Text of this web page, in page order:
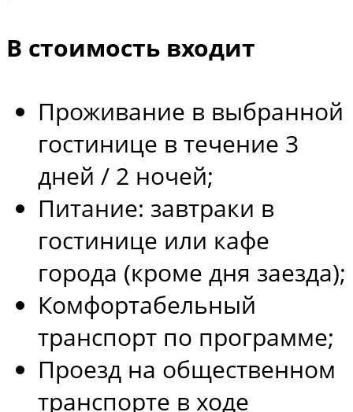
В стоимость входит
Проживание в выбранной
гостинице в течение 3
дней / 2 ночей;
Питание: завтраки в
гостинице или кафе
города (кроме дня заезда);
Комфортабельный
транспорт по программе;
Проезд на общественном
транспорте в ходе